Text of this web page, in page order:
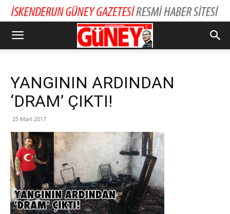
YANGININ ARDINDAN
‘DRAM’ ÇIKTI!
25 Mart 2017